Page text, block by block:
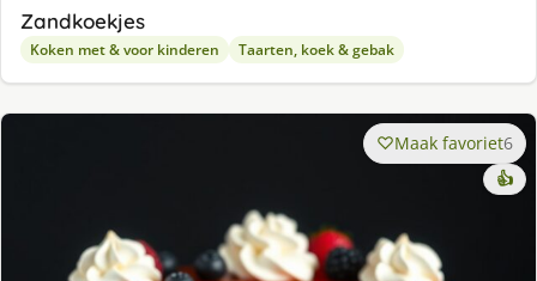
Zandkoekjes
Koken met & voor kinderen Taarten, koek & gebak
Maak favoriet6
👍